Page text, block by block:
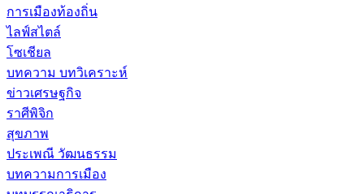
การเมืองท้องถิ่น
ไลฟ์สไตล์
โซเชียล
บทความ บทวิเคราะห์
ข่าวเศรษฐกิจ
ราศีพิจิก
สุขภาพ
ประเพณี วัฒนธรรม
บทความการเมือง